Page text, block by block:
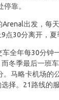
靠。
出发，每
点30分离开，夏
全年每30分钟
冬季最后一班
马略卡机场的
择。21路线的